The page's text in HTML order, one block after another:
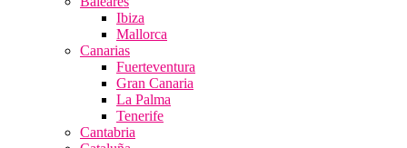
Ibiza
Mallorca
Canarias
Fuerteventura
Gran Canaria
La Palma
Tenerife
Cantabria